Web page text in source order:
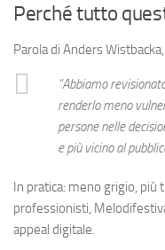
Perché tutto
Parola di Anders
“Abbiamo
renderlo meno
persone nelle
e più vicino al
In pratica: meno grigio, più
professionisti,
appeal digitale.